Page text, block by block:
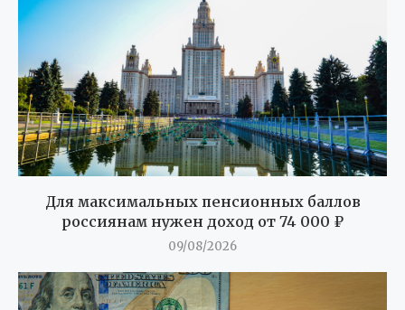
Для максимальных пенсионных баллов
россиянам нужен доход от 74 000 ₽
09/08/2026